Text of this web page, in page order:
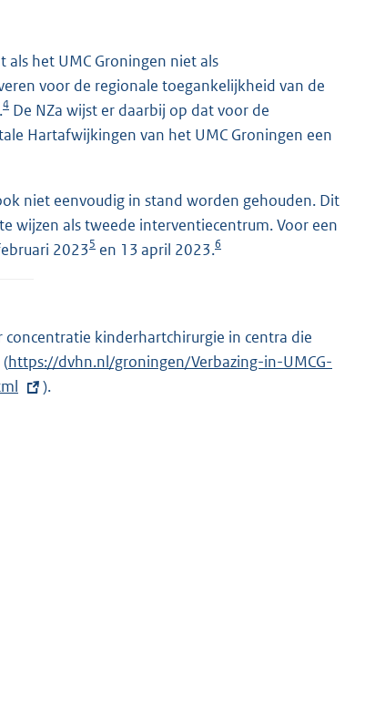
het UMC Groningen niet als
voor de regionale toegankelijkheid van de
4 De NZa wijst er daarbij op dat voor de
Hartafwijkingen van het UMC Groningen een
niet eenvoudig in stand worden gehouden. Dit
wijzen als tweede interventiecentrum. Voor een
20235 en 13 april 2023.6
kinderhartchirurgie in centra die
E
x
https://dvhn.nl/groningen/Verbazing-in-UMCG-
).